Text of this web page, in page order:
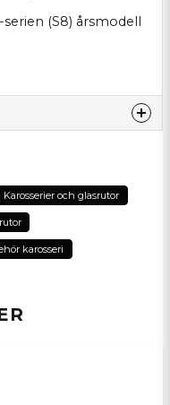
(S8) årsmodell
Karosserier och glasrutor
karosseri